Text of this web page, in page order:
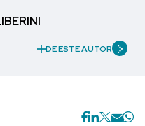
DE ESTE AUTOR